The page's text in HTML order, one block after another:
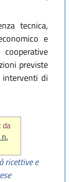
tecnica,
e
previste
interventi di
da
ricettive e